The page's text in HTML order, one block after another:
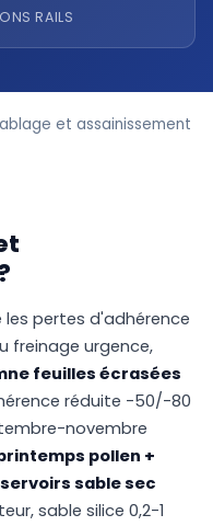
RAILS
et assainissement
pertes d'adhérence
freinage urgence,
feuilles écrasées
réduite -50/-80
novembre
pollen +
sable sec
sable silice 0,2-1